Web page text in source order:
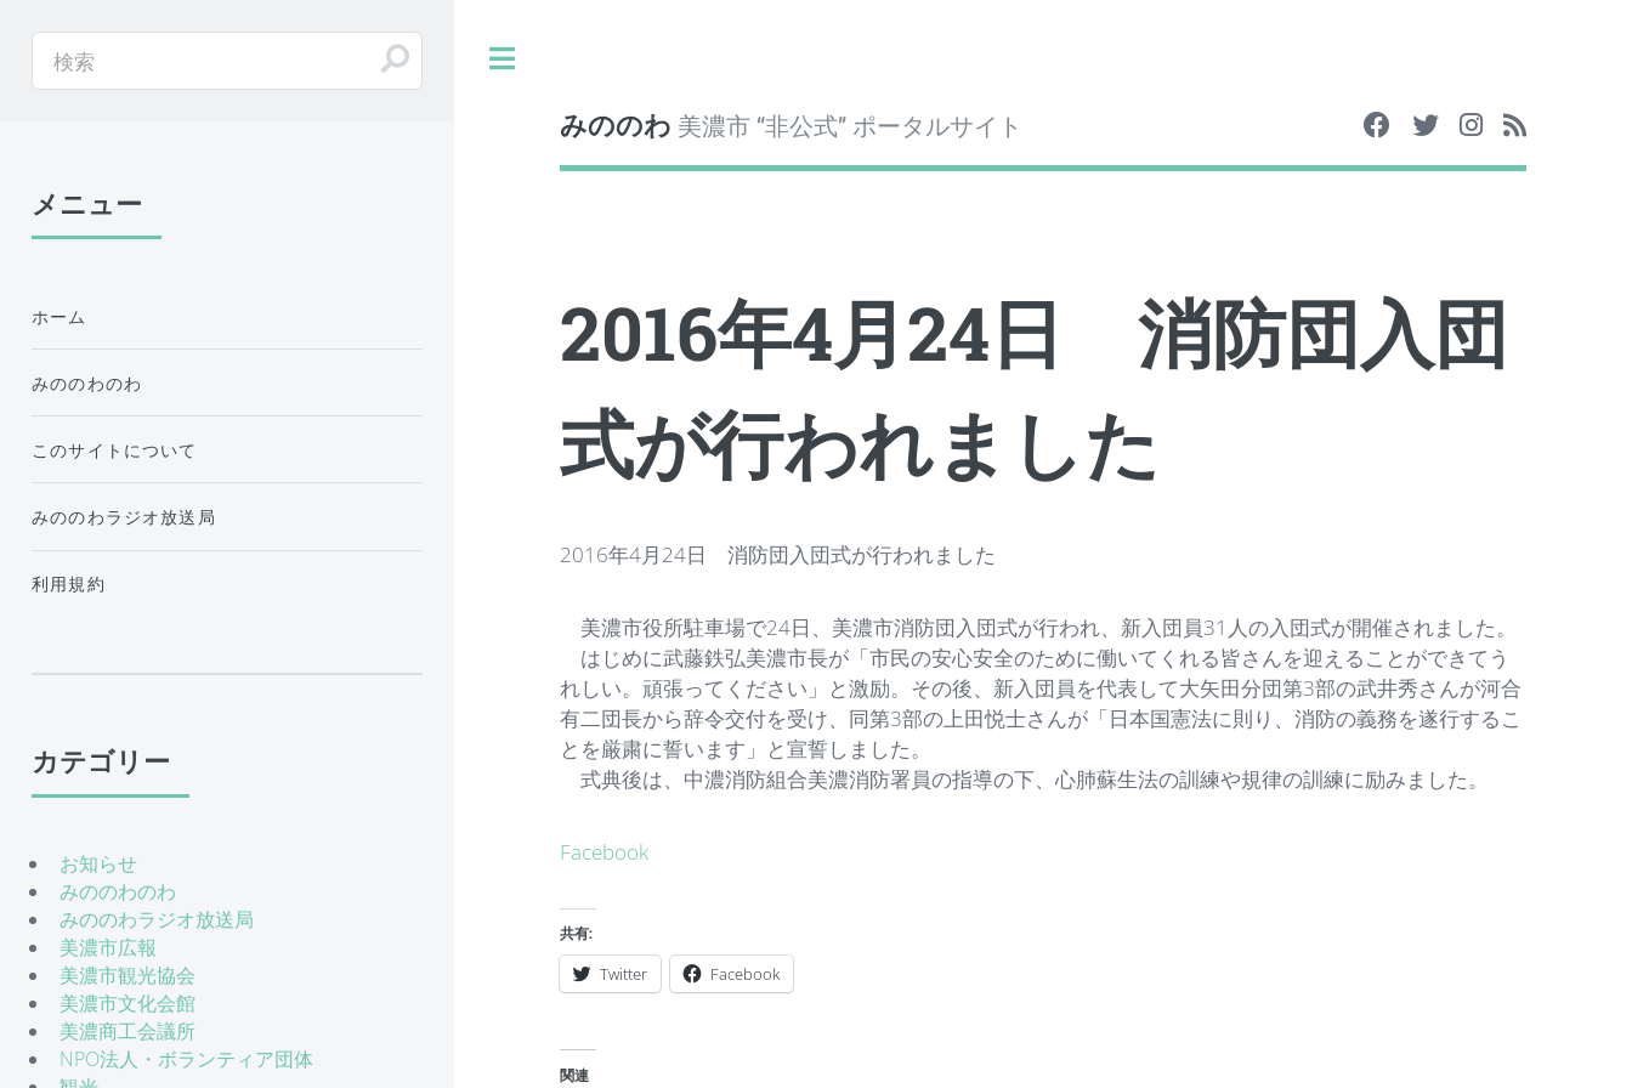
みののわ 美濃市 “非公式” ポータルサイト
2016年4月24日 消防団入団
式が行われました
2016年4月24日 消防団入団式が行われました
美濃市役所駐車場で24日、美濃市消防団入団式が行われ、新入団員31人の入団式が開催されました。
はじめに武藤鉄弘美濃市長が「市民の安心安全のために働いてくれる皆さんを迎えることができてう
れしい。頑張ってください」と激励。その後、新入団員を代表して大矢田分団第3部の武井秀さんが河合
有二団長から辞令交付を受け、同第3部の上田悦士さんが「日本国憲法に則り、消防の義務を遂行するこ
とを厳粛に誓います」と宣誓しました。
式典後は、中濃消防組合美濃消防署員の指導の下、心肺蘇生法の訓練や規律の訓練に励みました。
Facebook
共有:
Twitter Facebook
関連
メニュー
ホーム
みののわのわ
このサイトについて
みののわラジオ放送局
利用規約
カテゴリー
お知らせ
みののわのわ
みののわラジオ放送局
美濃市広報
美濃市観光協会
美濃市文化会館
美濃商工会議所
NPO法人・ボランティア団体